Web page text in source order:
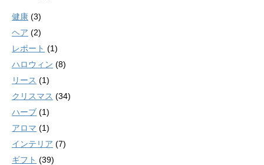
健康 (3)
ヘア (2)
レポート (1)
ハロウィン (8)
リース (1)
クリスマス (34)
ハーブ (1)
アロマ (1)
インテリア (7)
ギフト (39)